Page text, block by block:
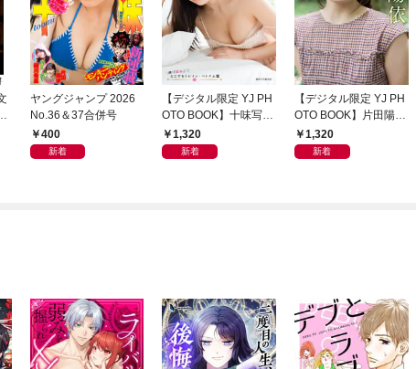
ヤングジャンプ 2026
No.36＆37合併号
400
新着
【デジタル限定 YJ PH
OTO BOOK】十味写真
集「続・『ぽみ』！？
どこでもトレイン・ベ
1,320
新着
【デジタル限定 YJ PH
OTO BOOK】片田陽依
写真集「羽色日和」
1,320
新着